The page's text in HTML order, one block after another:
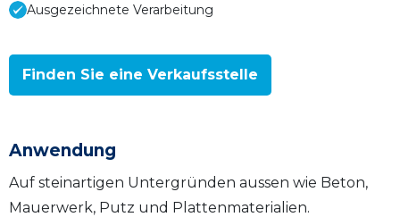
Ausgezeichnete Verarbeitung
Finden Sie eine Verkaufsstelle
Anwendung
Auf steinartigen Untergründen aussen wie Beton,
Mauerwerk, Putz und Plattenmaterialien.